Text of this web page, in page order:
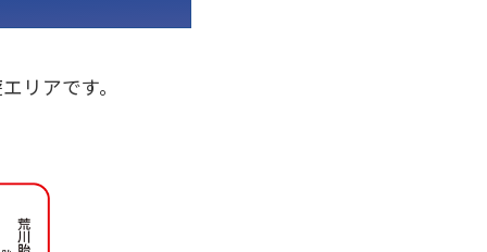
リアです。